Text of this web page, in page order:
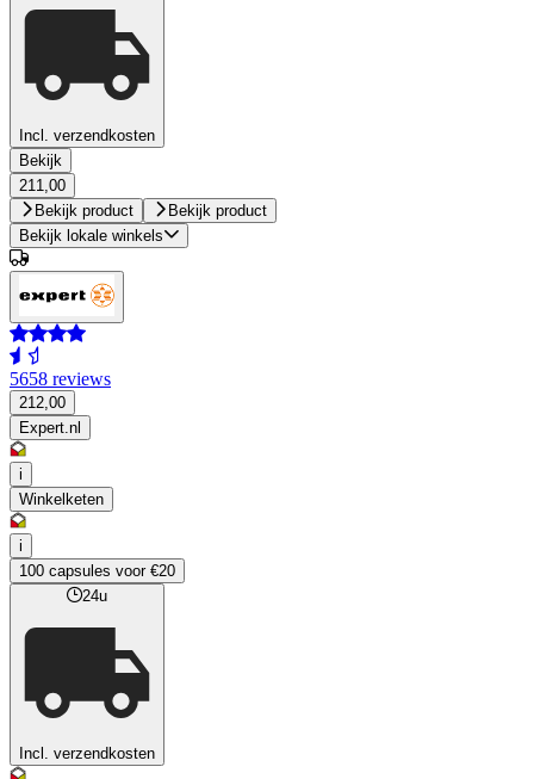
Incl. verzendkosten
Bekijk
211,00
Bekijk product
Bekijk product
Bekijk lokale winkels
5658 reviews
212,00
Expert.nl
i
Winkelketen
i
100 capsules voor €20
24u
Incl. verzendkosten